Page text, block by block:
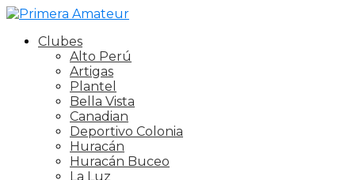
Clubes
Alto Perú
Artigas
Plantel
Bella Vista
Canadian
Deportivo Colonia
Huracán
Huracán Buceo
La Luz